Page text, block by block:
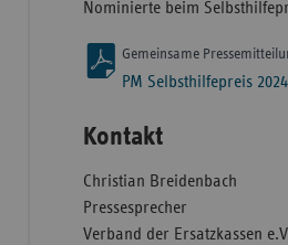
Nominierte beim
Gemeinsame
PM Selbsthilfepreis 2024
Kontakt
Christian Breidenbach
Pressesprecher
Verband der Ersatzkassen